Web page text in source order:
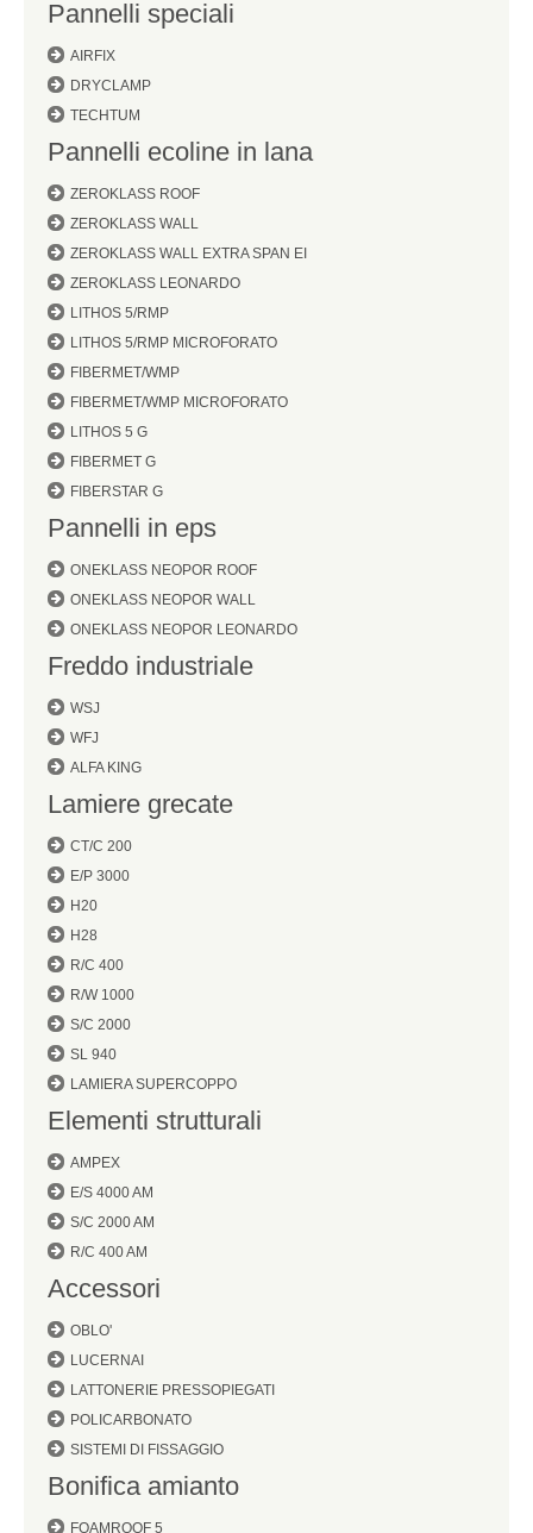
Pannelli speciali
AIRFIX
DRYCLAMP
TECHTUM
Pannelli ecoline in lana
ZEROKLASS ROOF
ZEROKLASS WALL
ZEROKLASS WALL EXTRA SPAN EI
ZEROKLASS LEONARDO
LITHOS 5/RMP
LITHOS 5/RMP MICROFORATO
FIBERMET/WMP
FIBERMET/WMP MICROFORATO
LITHOS 5 G
FIBERMET G
FIBERSTAR G
Pannelli in eps
ONEKLASS NEOPOR ROOF
ONEKLASS NEOPOR WALL
ONEKLASS NEOPOR LEONARDO
Freddo industriale
WSJ
WFJ
ALFA KING
Lamiere grecate
CT/C 200
E/P 3000
H20
H28
R/C 400
R/W 1000
S/C 2000
SL 940
LAMIERA SUPERCOPPO
Elementi strutturali
AMPEX
E/S 4000 AM
S/C 2000 AM
R/C 400 AM
Accessori
OBLO'
LUCERNAI
LATTONERIE PRESSOPIEGATI
POLICARBONATO
SISTEMI DI FISSAGGIO
Bonifica amianto
FOAMROOF 5